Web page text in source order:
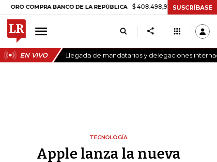
COMPRA BANCO DE LA REPÚBLICA $ 408.498,97 +$ 8.753,81 +2,19%
SUSCRÍBASE
EN VIVO Llegada de mandatarios y delegaciones
TECNOLOGÍA
Apple lanza la nueva